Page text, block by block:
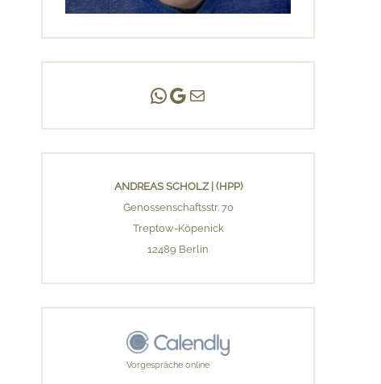
Andreas Scholz | (HPP)
Praxis Adlershof
E-Mail an mich ...
ANDREAS SCHOLZ | (HPP)
Genossenschaftsstr. 70
Treptow-Köpenick
12489 Berlin
Vorgespräche online